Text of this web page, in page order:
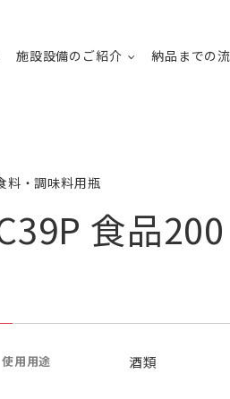
施設設備のご紹介 納品までの
料・調味料用瓶
食品200
使用用途 酒類